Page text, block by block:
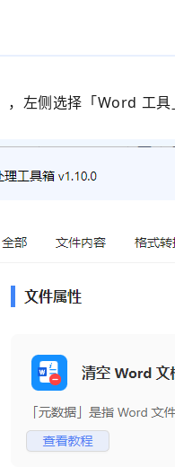
，左侧选择 「Word 工